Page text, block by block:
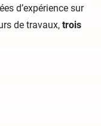
d’expérience sur
de travaux, trois